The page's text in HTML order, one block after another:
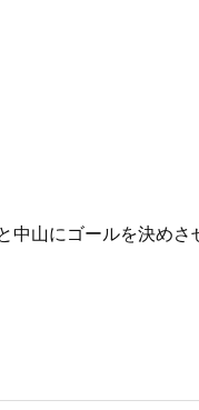
中山にゴールを決め